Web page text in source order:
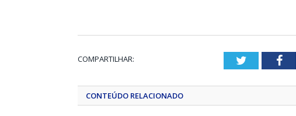
COMPARTILHAR: Twitter
CONTEÚDO RELACIONADO